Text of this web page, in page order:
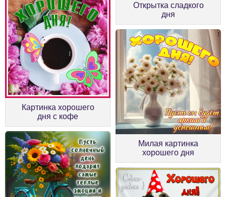
Открытка сладкого
дня
Картинка хорошего
дня с кофе
Милая картинка
хорошего дня